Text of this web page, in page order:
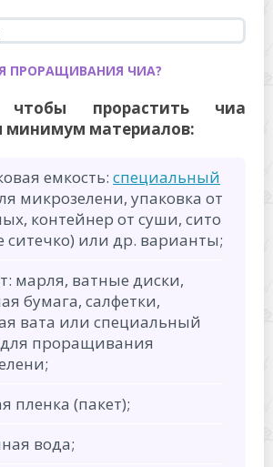
ПРОРАЩИВАНИЯ ЧИА?
прорастить чиа
минимум материалов:
емкость: специальный
микрозелени, упаковка от
контейнер от суши, сито
ситечко) или др. варианты;
марля, ватные диски,
бумага, салфетки,
вата или специальный
проращивания
пленка (пакет);
вода;